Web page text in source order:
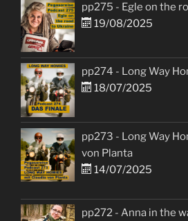
pp275 - Egle on the
19/08/2025
pp274 - Long Way
18/07/2025
pp273 - Long Way
von Planta
14/07/2025
pp272 - Anna in the